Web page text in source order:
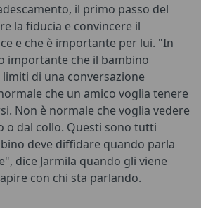
il primo passo del
la fiducia e convincere il
e che è importante per lui. "In
importante che il bambino
di una conversazione
che un amico voglia tenere
Non è normale che voglia vedere
o dal collo. Questi sono tutti
deve diffidare quando parla
dice Jarmila quando gli viene
con chi sta parlando.